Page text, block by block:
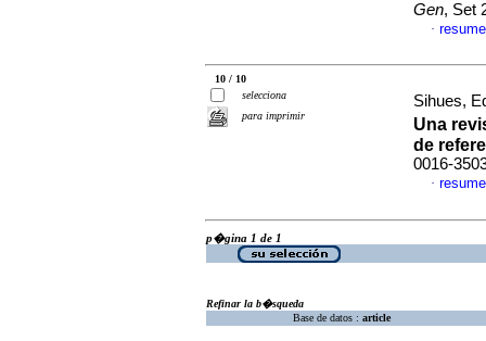
Gen, Set
·
10 / 10
selecciona
para imprimir
Sihues,
Una
de
0016-
·
p�gina 1 de 1
Refinar la b�squeda
Base de datos : article